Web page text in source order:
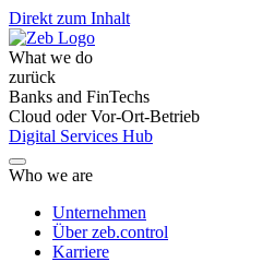
Direkt zum Inhalt
What we do
zurück
Banks and FinTechs
Cloud oder Vor-Ort-Betrieb
Digital Services Hub
Who we are
Unternehmen
Über zeb.control
Karriere